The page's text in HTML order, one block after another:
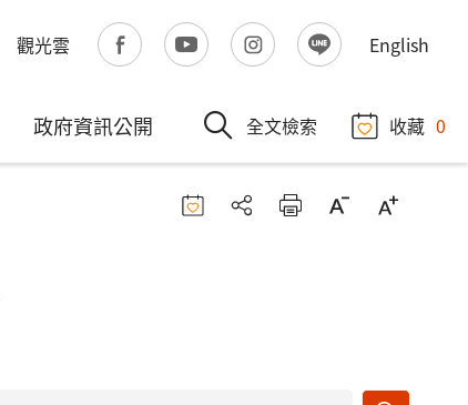
觀光雲 English
政府資訊公開 全文檢索 收藏 0